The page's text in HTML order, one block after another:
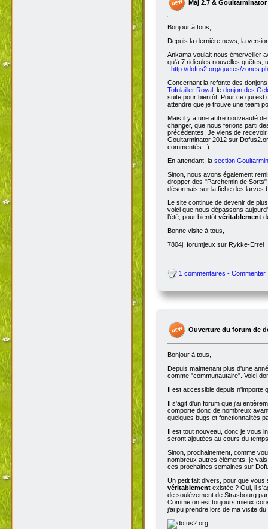
Màj 2.7 & Goultarminator
Bonjour à tous,
Depuis la dernière news, la
Ankama voulait nous émerveiller
qu'à 7 ridicules nouvelles quêtes,
: http://dofus2.org/quetes/
Concernant la refonte des
Tofulailler Royal , le donjon des
suite pour bientôt. Pour ce qui est
attendre que je trouve une team
Mais il y a une autre nouveauté
changer, que nous ferions parti
précédentes. Je viens de
Goultarminator 2012 sur
commentés...).
En attendant, la section
Sinon, nous avons également
dropper des "Parchemin de
désormais sur la fiche des larves
Le site continue de devenir de
voici que nous dépassons
l'été, pour bientôt véritablement
Bonne visite à tous,
7804j, forumjeux sur Rykke-Errel
1 commentaires - Commenter
Ouverture du forum de
Bonjour à tous,
Depuis maintenant plus d'une
comme "communautaire". Voici
Il est accessible depuis n'importe
Il s'agit d'un forum que j'ai
comporte donc de nombreux
quelques bugs et fonctionnalités
Il est tout nouveau, donc je vous
seront ajoutées au cours du
Sinon, prochainement, comme
nombreux autres éléments, je
ces prochaines semaines sur
Un petit fait divers, pour que vous
véritablement existée ? Oui, il
de soulèvement de Strasbourg
Comme on est toujours mieux
j'ai pu prendre lors de ma visite